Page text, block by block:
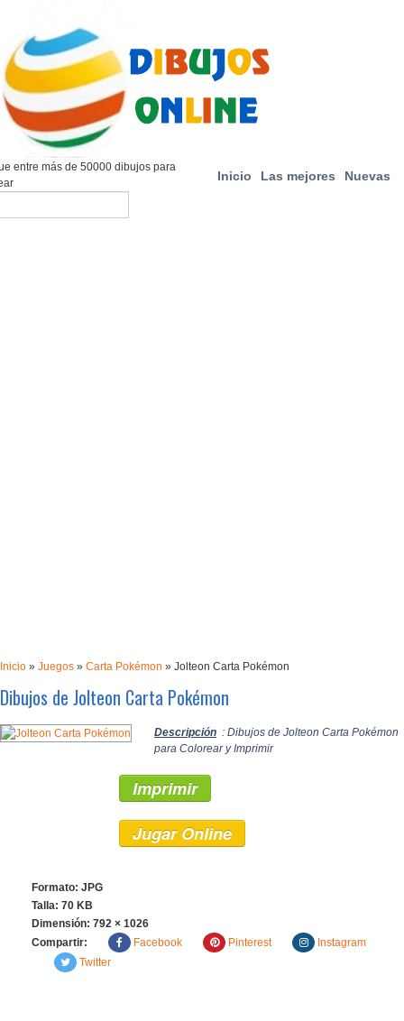
Inicio Las mejores Nuevas
entre más de 50000 dibujos para
Inicio » Juegos » Carta Pokémon » Jolteon Carta Pokémon
Dibujos de Jolteon Carta Pokémon
Descripción : Dibujos de Jolteon Carta Pokémon
para Colorear y Imprimir
Imprimir
Jugar Online
Formato: JPG
Talla: 70 KB
Dimensión: 792 × 1026
Compartir:
Facebook Pinterest
Instagram
Twitter